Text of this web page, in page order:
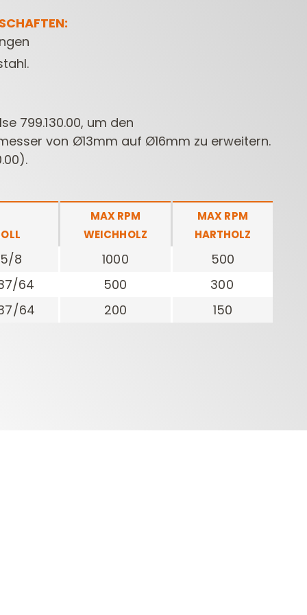
CONTRACTOR
FRÄSER FÜR
DÜBELBOHRER
799.130.00, um den
von Ø13mm auf Ø16mm zu erweitern.
MAX RPM
WEICHHOLZ
MAX RPM
HARTHOLZ
8 1000
500
64 500
300
64 200 150